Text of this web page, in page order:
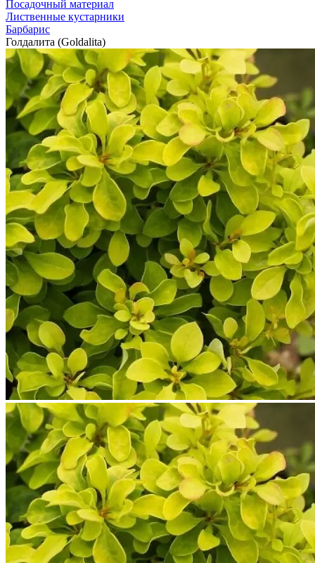
Посадочный материал
Лиственные кустарники
Барбарис
Голдалита (Goldalita)